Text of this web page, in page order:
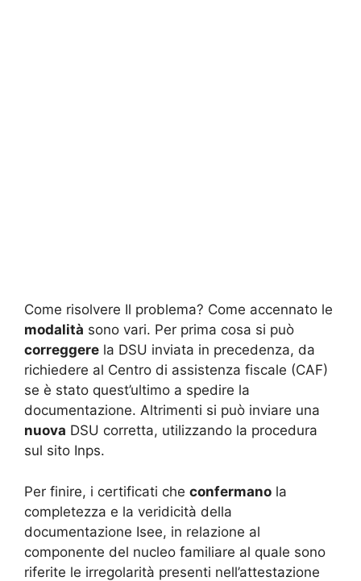
Come risolvere Il problema? Come accennato le
modalità sono vari. Per prima cosa si può
correggere la DSU inviata in precedenza, da
richiedere al Centro di assistenza fiscale (CAF)
se è stato quest’ultimo a spedire la
documentazione. Altrimenti si può inviare una
nuova DSU corretta, utilizzando la procedura
sul sito Inps.
Per finire, i certificati che confermano la
completezza e la veridicità della
documentazione Isee, in relazione al
componente del nucleo familiare al quale sono
riferite le irregolarità presenti nell’attestazione